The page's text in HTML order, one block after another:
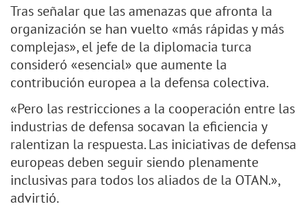
Tras señalar que las amenazas que afronta la
organización se han vuelto «más rápidas y más
complejas», el jefe de la diplomacia turca
consideró «esencial» que aumente la
contribución europea a la defensa colectiva.
«Pero las restricciones a la cooperación entre las
industrias de defensa socavan la eficiencia y
ralentizan la respuesta. Las iniciativas de defensa
europeas deben seguir siendo plenamente
inclusivas para todos los aliados de la OTAN.»,
advirtió.